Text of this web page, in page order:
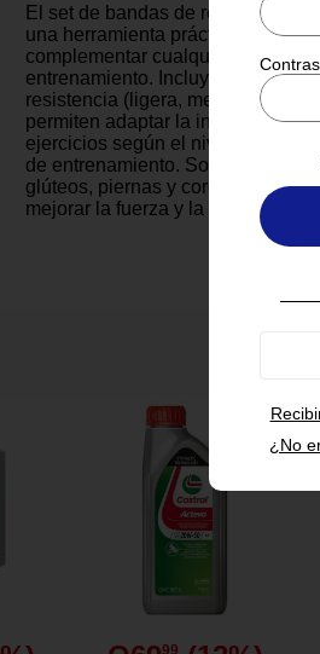
¿No
El set de bandas de resistencia de
una herramienta práctica y
complementar cualquier rutina de
entrenamiento. Incluye tres
resistencia (ligera, media y fuerte)
permiten adaptar la intensidad de
ejercicios según el nivel del
de entrenamiento. Son ideales
glúteos, piernas y core, así como
mejorar la fuerza y la activación
rutinas de fitness, entrenamiento
yoga, pilates o rehabilitación. Su
tela elástica antideslizante
forma y elasticidad incluso con
El set incluye una bolsa de
facilita guardarlas y llevarlas al
clases o utilizarlas cómodamente
convirtiéndolas en un accesorio
mantener una rutina de ejercicio
99